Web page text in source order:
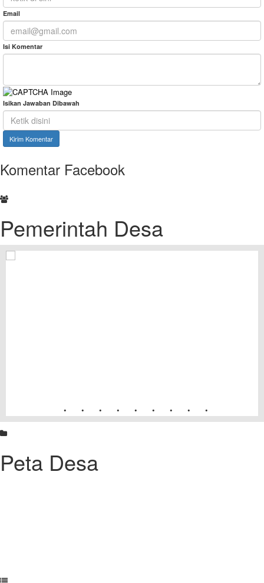
Email
Isi Komentar
Isikan Jawaban Dibawah
Kirim Komentar
Komentar Facebook
Pemerintah Desa
• • • • • • • • •
Peta Desa